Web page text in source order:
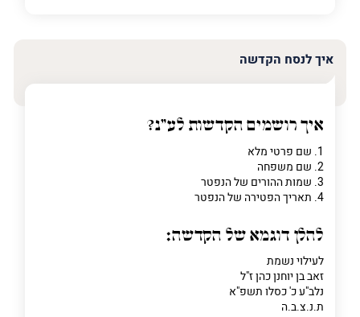
איך לנסח הקדשה
איך רושמים הקדשות לע"נ?
1. שם פרטי מלא
2. שם משפחה
3. שמות ההורים של הנפטר
4. תאריך הפטירה של הנפטר
להלן דוגמא של הקדשה:
לעילוי נשמת
זאב בן יוחנן כהן ז"ל
נלב"ע כ' כסלו תשפ"א
ת.נ.צ.ב.ה